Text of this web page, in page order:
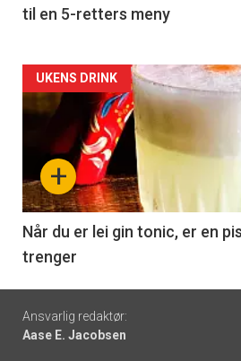
til en 5-retters meny
Forsiden
akkurat
nå
-
6
+
UKENS DRINK
Når du er lei gin tonic, er en
trenger
Footer
-
Ansvarlig redaktør:
Aase E. Jacobsen